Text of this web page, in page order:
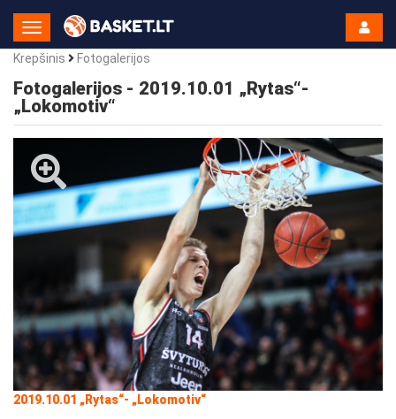
Toggle
Navigation
Krepšinis
Fotogalerijos
Fotogalerijos - 2019.10.01 „Rytas“-
„Lokomotiv“
2019.10.01 „Rytas“- „Lokomotiv“